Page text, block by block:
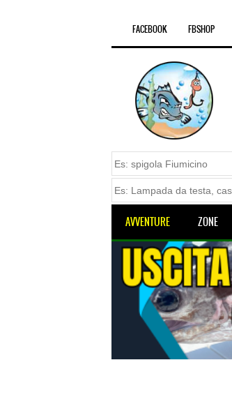
FACEBOOK FBSHOP
AVVENTURE ZONE